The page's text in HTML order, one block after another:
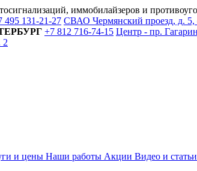
иммобилайзеров и
495 131-21-27 СВАО Чермянский проезд, д. 5,
+7 812 716-74-15 Центр - пр.
2
и цены Наши работы Акции Видео и статьи